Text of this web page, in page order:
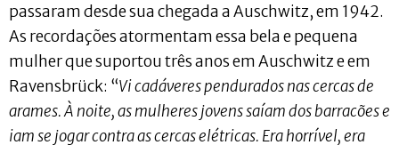
passaram desde sua chegada a Auschwitz, em 1942.
As recordações atormentam essa bela e pequena
mulher que suportou três anos em Auschwitz e em
Ravensbrück: “Vi cadáveres pendurados nas cercas de
arames. À noite, as mulheres jovens saíam dos barracões e
iam se jogar contra as cercas elétricas. Era horrível, era